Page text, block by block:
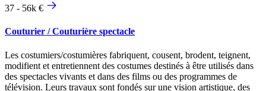
37 - 56k €
Couturier / Couturière spectacle
Les costumiers/costumières fabriquent, cousent, brodent, teignent,
modifient et entretiennent des costumes destinés à être utilisés dans
des spectacles vivants et dans des films ou des programmes de
télévision. Leurs travaux sont fondés sur une vision artistique, des